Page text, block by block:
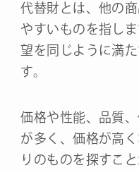
代替財とは、他の
やすいものを指し
望を同じように満
す。
価格や性能、品質
が多く、価格が高
りのものを探すこと